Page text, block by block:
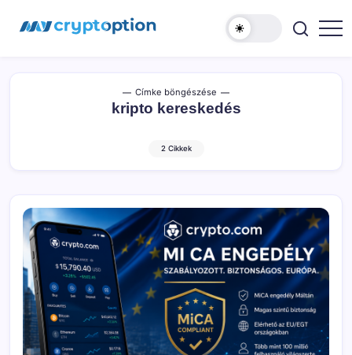
MyCryptOption
Címke böngészése
kripto kereskedés
2 Cikkek